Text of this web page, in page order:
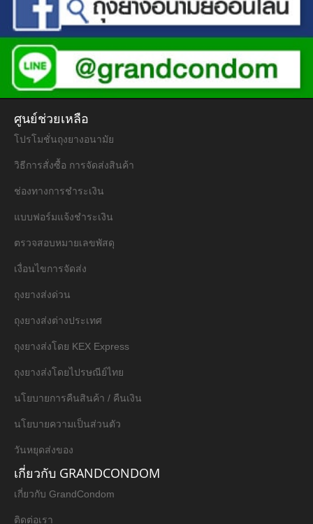
ศูนย์ช่วยเหลือ
โปรโมชั่นถุงยางอนามัย
วิธีการสั่งซื้อ การจัดส่งสินค้า
ช่องทางการชำระเงิน
แบบฟอร์มแจ้งชำระเงิน
ตรวจสอบหมายเลขพัสดุ
เงื่อนไขการจัดส่ง
ถุงยางส่งด่วน
ถุงยางส่งต่างประเทศ
ถุงยางส่งโดย KEX Express
ถุงยางส่งโดยไปรษณีย์ไทย
นโยบายการคืนสินค้า / คืนเงิน
นโยบายความเป็นส่วนตัว
วันหยุดส่งของ
เกี่ยวกับ GRANDCONDOM
เกี่ยวกับ GrandCondom
ติดต่อเรา